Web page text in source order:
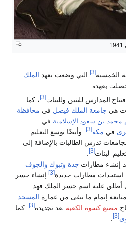
الخمسية[3] التي وضعت بعهد الملك
حصلت بعهده:
المدارس للبنين وللبنات[3]
، كما
هي جامعة الملك فيصل في محافظة
محمد بن سعود الإسلامية في
في مكة[3]
. وأيضًا توسع التعليم
تدرس الطالبات بالإضافة إلى
البنات[3]
إنشاء مطارات جدة وتبوك والجوف
استحداث مطارات جديدة[3]
.إنشاء جسر
أطلق عليه اسم جسر الملك فهد
إتمام ما تبقى من عمارة المسجد
مصنع كسوة الكعبة بعد تجديده[3]
. كما
[3]
.